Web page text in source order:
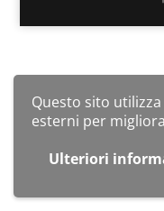
Questo sito
esterni per
Ulteriori